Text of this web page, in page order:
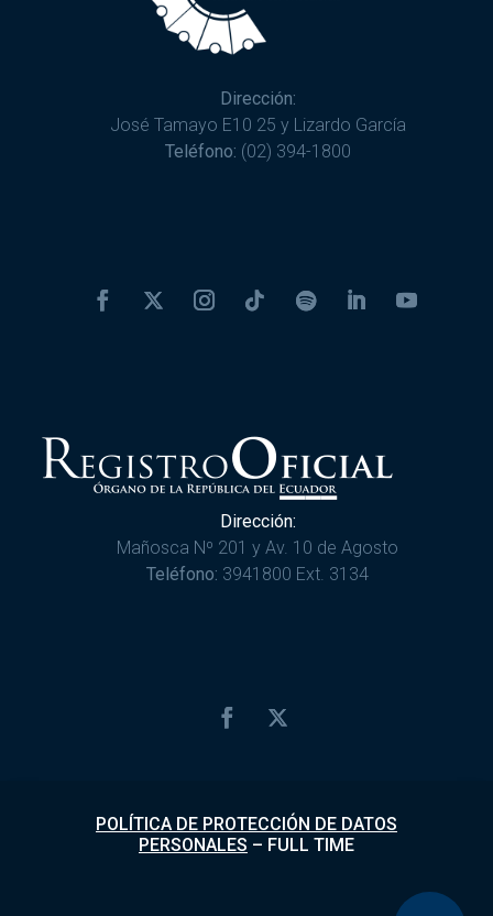
Dirección:
José Tamayo E10 25 y Lizardo García
Teléfono: (02) 394-1800
Dirección:
Mañosca Nº 201 y Av. 10 de Agosto
Teléfono: 3941800 Ext. 3134
POLÍTICA DE PROTECCIÓN DE DATOS
PERSONALES – FULL TIME